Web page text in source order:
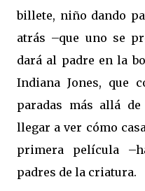
billete, niño dando
atrás –que uno se
dará al padre en la
Indiana Jones, que
paradas más allá
llegar a ver cómo
primera película
padres de la criatura.